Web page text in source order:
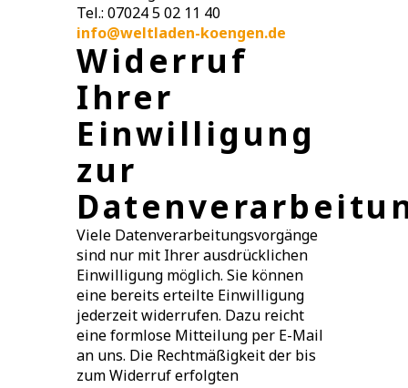
Tel.: 07024 5 02 11 40
info@weltladen-koengen.de
Widerruf
Ihrer
Einwilligung
zur
Viele Datenverarbeitungsvorgänge
sind nur mit Ihrer ausdrücklichen
Einwilligung möglich. Sie können
eine bereits erteilte Einwilligung
jederzeit widerrufen. Dazu reicht
eine formlose Mitteilung per E-Mail
an uns. Die Rechtmäßigkeit der bis
zum Widerruf erfolgten